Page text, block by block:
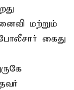
மற்றும்
கைது